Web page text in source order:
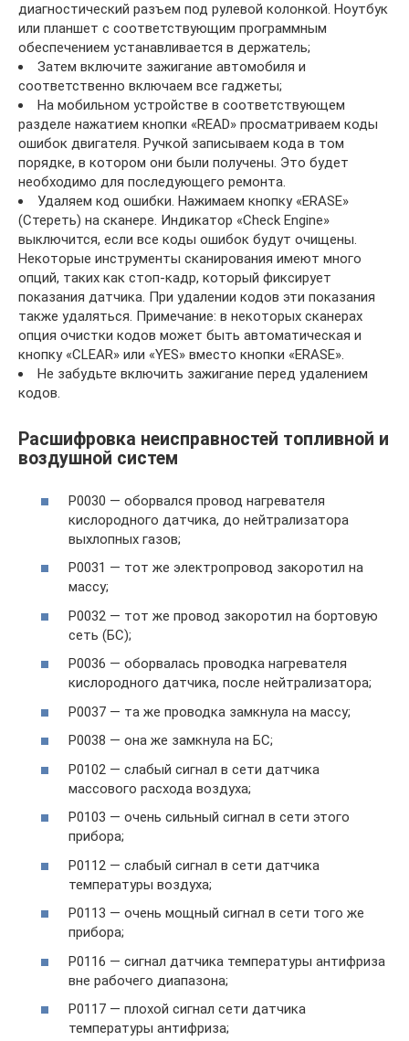
диагностический разъем под рулевой колонкой. Ноутбук
или планшет с соответствующим программным
обеспечением устанавливается в держатель;
Затем включите зажигание автомобиля и
соответственно включаем все гаджеты;
На мобильном устройстве в соответствующем
разделе нажатием кнопки «READ» просматриваем коды
ошибок двигателя. Ручкой записываем кода в том
порядке, в котором они были получены. Это будет
необходимо для последующего ремонта.
Удаляем код ошибки. Нажимаем кнопку «ERASE»
(Стереть) на сканере. Индикатор «Check Engine»
выключится, если все коды ошибок будут очищены.
Некоторые инструменты сканирования имеют много
опций, таких как стоп-кадр, который фиксирует
показания датчика. При удалении кодов эти показания
также удаляться. Примечание: в некоторых сканерах
опция очистки кодов может быть автоматическая и
кнопку «CLEAR» или «YES» вместо кнопки «ERASE».
Не забудьте включить зажигание перед удалением
кодов.
Расшифровка неисправностей топливной и
воздушной систем
P0030 — оборвался провод нагревателя
кислородного датчика, до нейтрализатора
выхлопных газов;
P0031 — тот же электропровод закоротил на
массу;
P0032 — тот же провод закоротил на бортовую
сеть (БС);
P0036 — оборвалась проводка нагревателя
кислородного датчика, после нейтрализатора;
P0037 — та же проводка замкнула на массу;
P0038 — она же замкнула на БС;
P0102 — слабый сигнал в сети датчика
массового расхода воздуха;
P0103 — очень сильный сигнал в сети этого
прибора;
P0112 — слабый сигнал в сети датчика
температуры воздуха;
P0113 — очень мощный сигнал в сети того же
прибора;
P0116 — сигнал датчика температуры антифриза
вне рабочего диапазона;
P0117 — плохой сигнал сети датчика
температуры антифриза;